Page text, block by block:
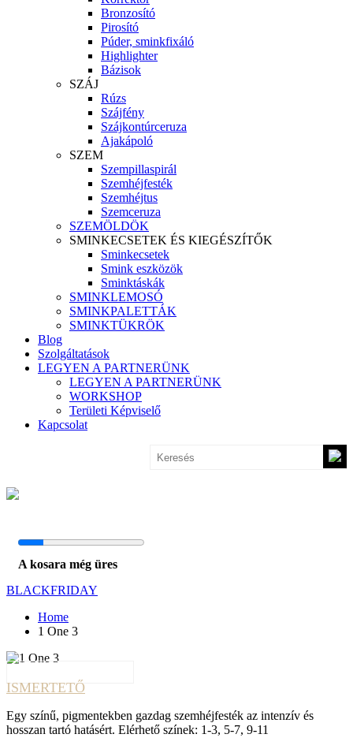
Bronzosító
Pirosító
Púder, sminkfixáló
Highlighter
Bázisok
SZÁJ
Rúzs
Szájfény
Szájkontúrceruza
Ajakápoló
SZEM
Szempillaspirál
Szemhéjfesték
Szemhéjtus
Szemceruza
SZEMÖLDÖK
SMINKECSETEK ÉS KIEGÉSZÍTŐK
Sminkecsetek
Smink eszközök
Sminktáskák
SMINKLEMOSÓ
SMINKPALETTÁK
SMINKTÜKRÖK
Blog
Szolgáltatások
LEGYEN A PARTNERÜNK
LEGYEN A PARTNERÜNK
WORKSHOP
Területi Képviselő
Kapcsolat
A kosara még üres
BLACKFRIDAY
Home
1 One 3
ISMERTETŐ
Egy színű, pigmentekben gazdag szemhéjfesték az intenzív és
hosszan tartó hatásért. Elérhető színek: 1-3, 5-7, 9-11